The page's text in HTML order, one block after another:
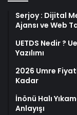
Serjoy : Dijital
Ajansı ve Web
UETDS Nedir ?
Yazılımı
2026 Umre
Kadar
İnönü Halı
Anlayışı